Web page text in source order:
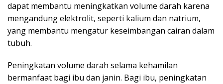
dapat membantu meningkatkan volume darah karena
mengandung elektrolit, seperti kalium dan natrium,
yang membantu mengatur keseimbangan cairan dalam
tubuh.
Peningkatan volume darah selama kehamilan
bermanfaat bagi ibu dan janin. Bagi ibu, peningkatan